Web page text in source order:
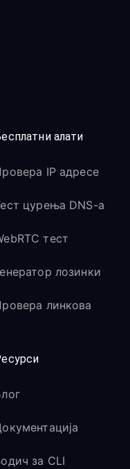
алати
IP адресе
цурења DNS-а
тест
лозинки
линкова
за CLI